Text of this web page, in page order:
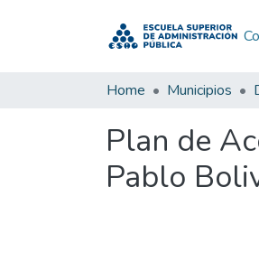
Home Municipios
Plan de
Pablo